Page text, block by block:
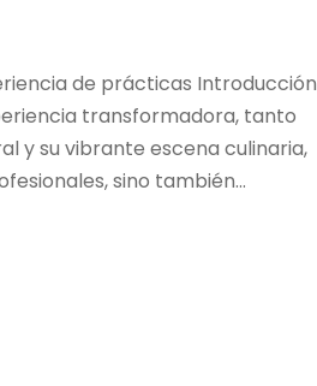
de prácticas Introducción
transformadora, tanto
y su vibrante escena culinaria,
sino también...